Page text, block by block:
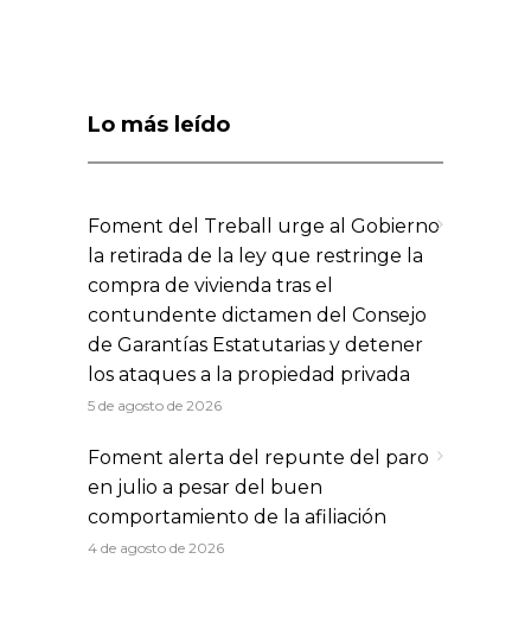
Lo más leído
Foment del Treball urge al Gobierno
la retirada de la ley que restringe la
compra de vivienda tras el
contundente dictamen del Consejo
de Garantías Estatutarias y detener
los ataques a la propiedad privada
5 de agosto de 2026
Foment alerta del repunte del paro
en julio a pesar del buen
comportamiento de la afiliación
4 de agosto de 2026